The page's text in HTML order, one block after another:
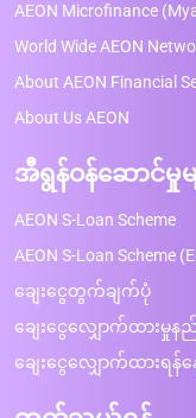
AEON Microfinance
World Wide AEON
About AEON Financial
About Us AEON
အီရွန်ဝန်ဆောင်မှုမ
AEON S-Loan Scheme
AEON S-Loan Scheme
ချေးငွေတွက်ချက်ပုံ
ချေးငွေလျှောက်ထားမှုန
ချေးငွေလျှောက်ထားရန်န